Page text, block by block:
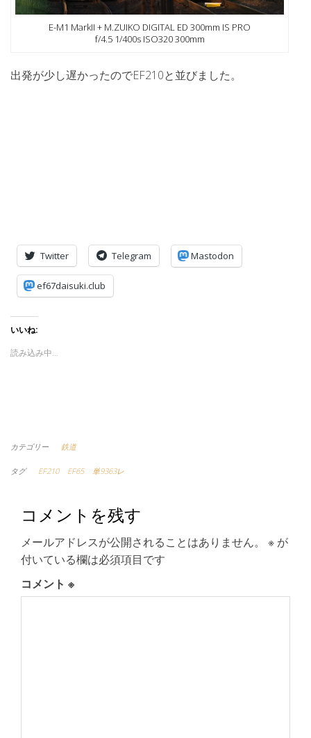
E-M1 MarkII + M.ZUIKO DIGITAL ED 300mm IS PRO
f/4.5 1/400s ISO320 300mm
出発が少し遅かったのでEF210と並びました。
Twitter Telegram Mastodon
ef67daisuki.club
いいね:
読み込み中…
カテゴリー 鉄道
タグ EF210 EF65 単9363レ
コメントを残す
メールアドレスが公開されることはありません。 ※ が
付いている欄は必須項目です
コメント ※